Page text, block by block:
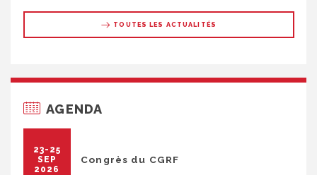
TOUTES LES ACTUALITÉS
AGENDA
23-25
SEP
2026
Congrès du CGRF